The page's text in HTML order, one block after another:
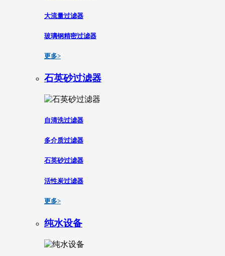
大流量过滤器
玻璃钢精密过滤器
更多>
石英砂过滤器
自清洗过滤器
多介质过滤器
石英砂过滤器
活性炭过滤器
更多>
纯水设备